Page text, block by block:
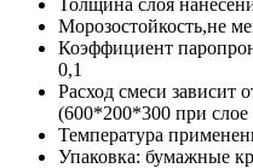
Морозостойкость,не
Коэффициент
0,1
Расход смеси
(600*200*300 при
Температура
Упаковка: бумажные